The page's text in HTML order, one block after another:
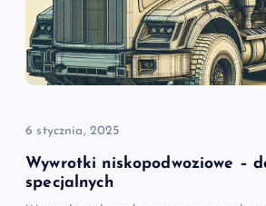
6 stycznia, 2025
Wywrotki niskopodwoziowe –
specjalnych